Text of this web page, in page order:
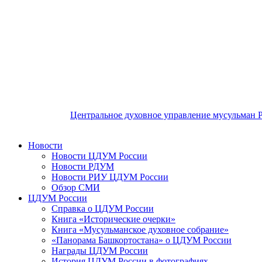
Центральное духовное управление мусульман
Новости
Новости ЦДУМ России
Новости РДУМ
Новости РИУ ЦДУМ России
Обзор СМИ
ЦДУМ России
Справка о ЦДУМ России
Книга «Исторические очерки»
Книга «Мусульманское духовное собрание»
«Панорама Башкортостана» о ЦДУМ России
Награды ЦДУМ России